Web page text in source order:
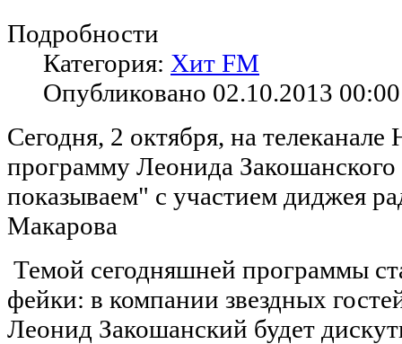
Подробности
Категория: Хит FM
Опубликовано 02.10.2013 00:00
Сегодня, 2 октября, на
программу Леонида
показываем" с участием диджея
Макарова
Темой сегодняшней программы
фейки: в компании звездных
Леонид Закошанский будет